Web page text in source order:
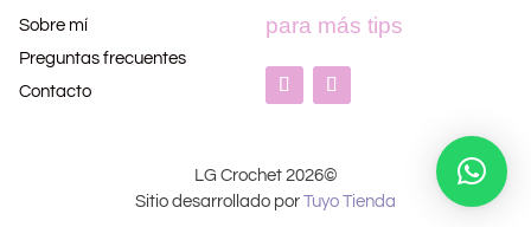
Sobre mí
Preguntas frecuentes
Contacto
para más tips
LG Crochet 2026©
Sitio desarrollado por Tuyo Tienda